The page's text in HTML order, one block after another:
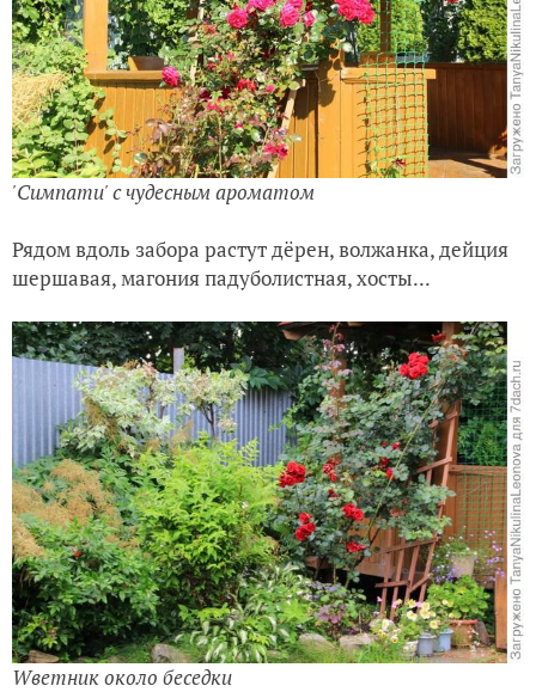
'Симпати' с чудесным ароматом
Рядом вдоль забора растут дёрен, волжанка, дейция
шершавая, магония падуболистная, хосты...
Wветник около беседки